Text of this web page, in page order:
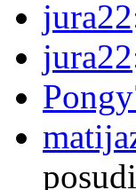
jura22
jura22